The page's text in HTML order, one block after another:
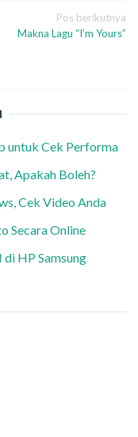
Pos berikutnya
Makna Lagu “I’m Yours”
untuk Cek Performa
Apakah Boleh?
Cek Video Anda
Secara Online
HP Samsung